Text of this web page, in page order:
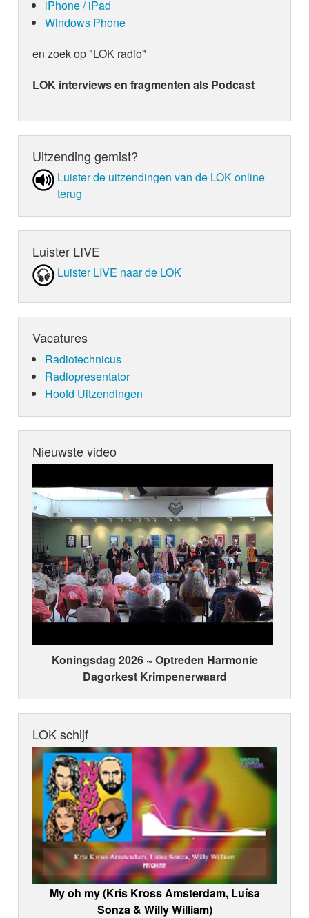
iPhone / iPad
Windows Phone
en zoek op "LOK radio"
LOK interviews en fragmenten als Podcast
Uitzending gemist?
Luister de uit­zen­din­gen van de LOK online
terug
Luister LIVE
Luister LIVE naar de LOK
Vacatures
Radiotechnicus
Radiopresentator
Hoofd Uitzendingen
Nieuwste video
Koningsdag 2026 ~ Optreden Harmonie
Dagorkest Krimpenerwaard
LOK schijf
My oh my (Kris Kross Amsterdam, Luísa
Sonza & Willy William)